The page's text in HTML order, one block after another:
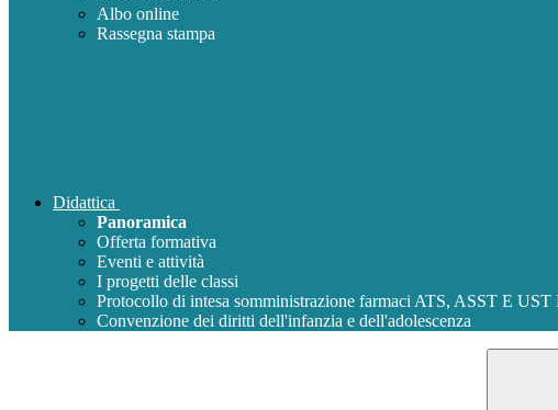
Albo online
Rassegna stampa
Didattica
Panoramica
Offerta formativa
Eventi e attività
I progetti delle classi
Protocollo di intesa somministrazione farmaci ATS, ASST E UST
Convenzione dei diritti dell'infanzia e dell'adolescenza